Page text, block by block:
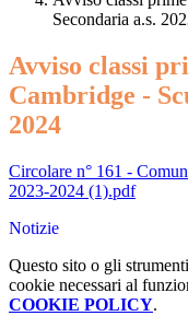
Secondaria a.s.
Avviso classi
Cambridge -
2024
Circolare n° 161 -
2023-2024 (1).pdf
Notizie
Questo sito o gli
cookie necessari al
COOKIE POLICY.